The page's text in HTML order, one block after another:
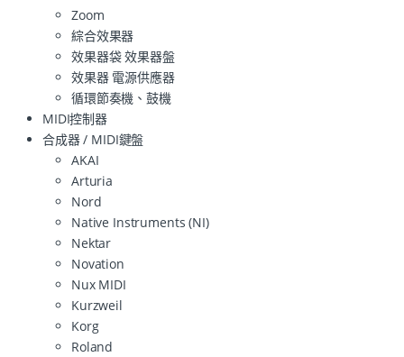
Zoom
綜合效果器
效果器袋 效果器盤
效果器 電源供應器
循環節奏機、鼓機
MIDI控制器
合成器 / MIDI鍵盤
AKAI
Arturia
Nord
Native Instruments (NI)
Nektar
Novation
Nux MIDI
Kurzweil
Korg
Roland